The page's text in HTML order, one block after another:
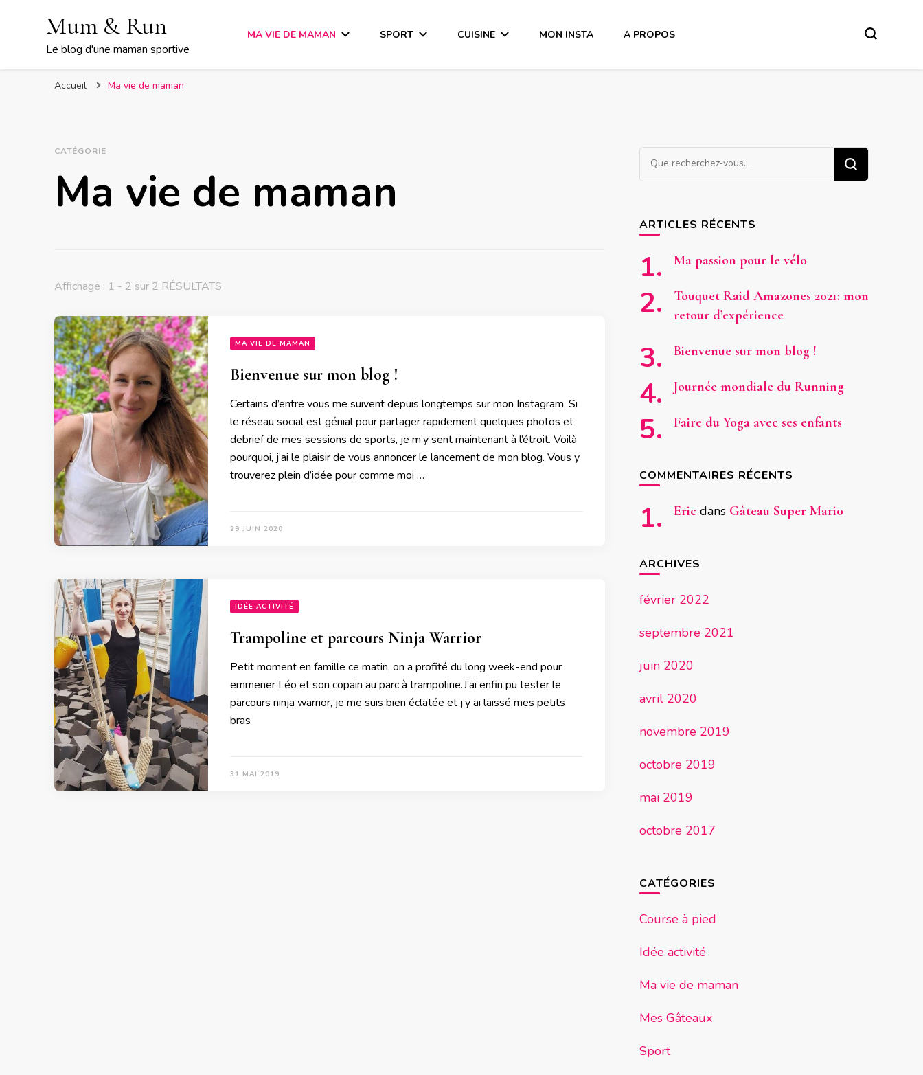
Mum & Run
Le blog d'une maman sportive
MA VIE DE MAMAN SPORT CUISINE MON INSTA A PROPOS
Accueil Ma vie de maman
CATÉGORIE
Ma vie de maman
Affichage : 1 - 2 sur 2 RÉSULTATS
MA VIE DE MAMAN
Bienvenue sur mon blog !
Certains d’entre vous me suivent depuis longtemps sur mon Instagram. Si
le réseau social est génial pour partager rapidement quelques photos et
debrief de mes sessions de sports, je m’y sent maintenant à l’étroit. Voilà
pourquoi, j’ai le plaisir de vous annoncer le lancement de mon blog. Vous y
trouverez plein d’idée pour comme moi …
29 JUIN 2020
IDÉE ACTIVITÉ
Trampoline et parcours Ninja Warrior
Petit moment en famille ce matin, on a profité du long week-end pour
emmener Léo et son copain au parc à trampoline.J’ai enfin pu tester le
parcours ninja warrior, je me suis bien éclatée et j’y ai laissé mes petits
bras
31 MAI 2019
Vous
recherchiez
?
ARTICLES RÉCENTS
Ma passion pour le vélo
Touquet Raid Amazones 2021: mon
retour d’expérience
Bienvenue sur mon blog !
Journée mondiale du Running
Faire du Yoga avec ses enfants
COMMENTAIRES RÉCENTS
Eric dans Gâteau Super Mario
ARCHIVES
février 2022
septembre 2021
juin 2020
avril 2020
novembre 2019
octobre 2019
mai 2019
octobre 2017
CATÉGORIES
Course à pied
Idée activité
Ma vie de maman
Mes Gâteaux
Sport